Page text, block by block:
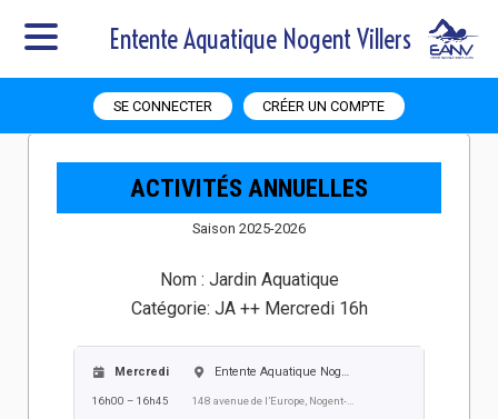
Entente Aquatique Nogent Villers
SE CONNECTER CRÉER UN COMPTE
ACTIVITÉS ANNUELLES
Saison 2025-2026
Nom : Jardin Aquatique
Catégorie: JA ++ Mercredi 16h
Mercredi
16h00 – 16h45
Entente Aquatique Nogent Villers EANV
148 avenue de l’Europe, Nogent-sur-Oise